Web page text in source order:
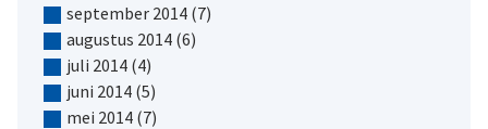
september 2014(7)
augustus 2014(6)
juli 2014(4)
juni 2014(5)
mei 2014(7)